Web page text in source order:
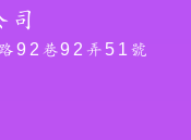
司
92巷92弄51號